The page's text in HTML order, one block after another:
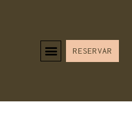
RESERVAR